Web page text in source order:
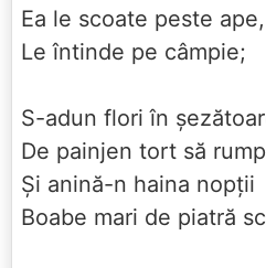
Ea le scoate peste ape,
Le întinde pe câmpie;
S-adun flori în
De painjen tort să
Şi anină-n haina nopţii
Boabe mari de piatră